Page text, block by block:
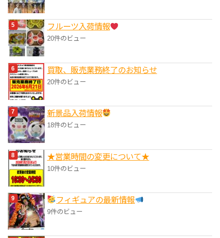
フルーツ入荷情報
20件のビュー
買取、販売業務終了のお知らせ
20件のビュー
‎新景品入荷情報
18件のビュー
★営業時間の変更について★
10件のビュー
フィギュアの最新情報
9件のビュー